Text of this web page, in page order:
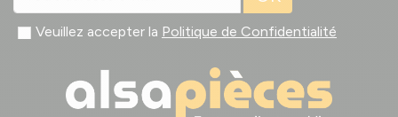
Veuillez accepter la Politique de Confidentialité